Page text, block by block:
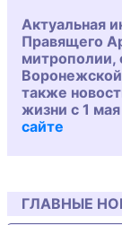
Актуальная
Правящего
митрополии,
также
жизни с 1
сайте
ГЛАВНЫЕ